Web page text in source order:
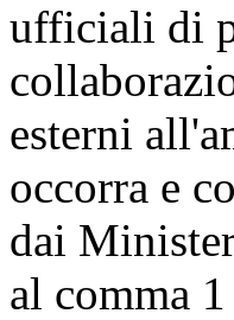
ufficiali di
esterni
occorra e
dai
al comma